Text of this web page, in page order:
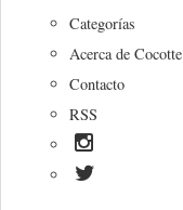
Categorías
Acerca de Cocotte
Contacto
RSS